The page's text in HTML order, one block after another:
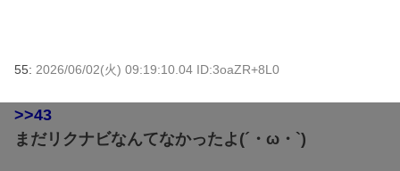
55: 2026/06/02(火) 09:19:10.04 ID:3oaZR+8L0
>>43
まだリクナビなんてなかったよ(´・ω・`)